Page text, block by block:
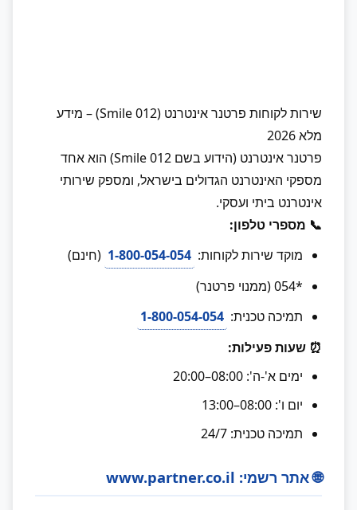
שירות לקוחות פרטנר אינטרנט (012 Smile) – מידע
מלא 2026
פרטנר אינטרנט (הידוע בשם 012 Smile) הוא אחד
מספקי האינטרנט הגדולים בישראל, ומספק שירותי
אינטרנט ביתי ועסקי.
📞 מספרי טלפון:
מוקד שירות לקוחות: 1-800-054-054 (חינם)
*054 (ממנוי פרטנר)
תמיכה טכנית: 1-800-054-054
⏰ שעות פעילות:
ימים א'-ה': 08:00–20:00
יום ו': 08:00–13:00
תמיכה טכנית: 24/7
🌐 אתר רשמי: www.partner.co.il